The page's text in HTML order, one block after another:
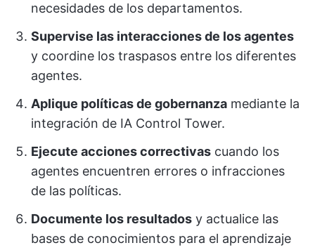
necesidades de los departamentos.
Supervise las interacciones de los agentes
y coordine los traspasos entre los diferentes
agentes.
Aplique políticas de gobernanza mediante la
integración de IA Control Tower.
Ejecute acciones correctivas cuando los
agentes encuentren errores o infracciones
de las políticas.
Documente los resultados y actualice las
bases de conocimientos para el aprendizaje